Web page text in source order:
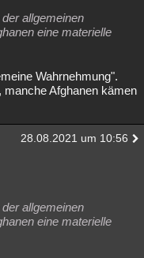
allgemeinen
eine materielle
Wahrnehmung".
Afghanen kämen
28.08.2021 um 10:56
allgemeinen
eine materielle